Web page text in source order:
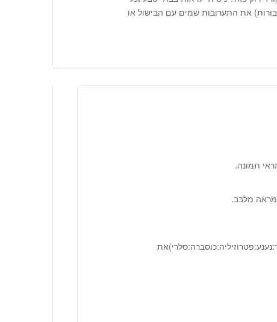
את התערובות שמים עם הבישול או
תמונה.
מראה מלבב.